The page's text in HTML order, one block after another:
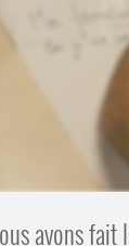
avons